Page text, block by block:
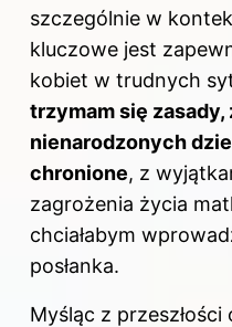
szczególnie w
kluczowe jest
kobiet w trudnych
trzymam się zasady,
nienarodzonych
chronione, z
zagrożenia życia
chciałabym
posłanka.
Myśląc z przeszłości